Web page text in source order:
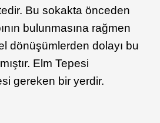
Bu sokakta önceden
bulunmasına rağmen
dönüşümlerden dolayı bu
Elm Tepesi
gereken bir yerdir.